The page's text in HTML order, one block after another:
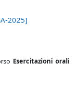
2025]
Esercitazioni orali